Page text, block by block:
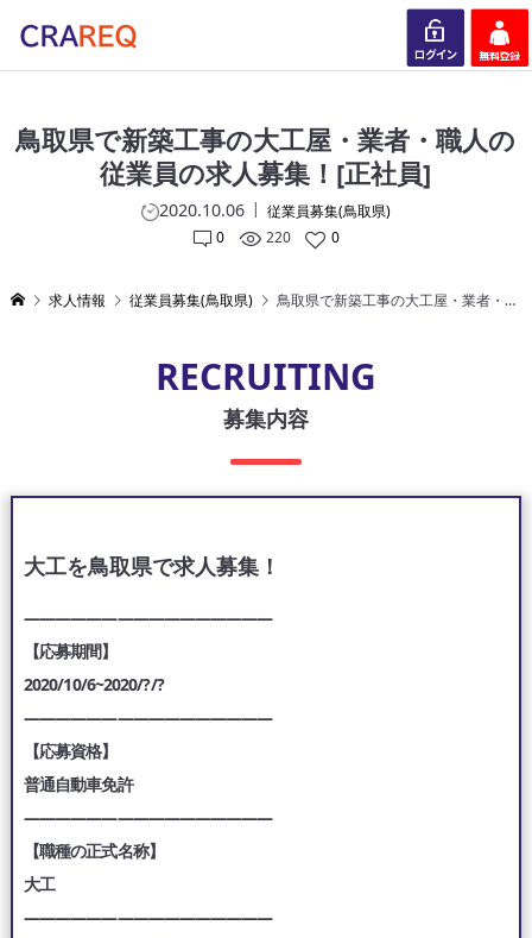
鳥取県で新築工事の大工屋・業者・職人の
従業員の求人募集！[正社員]
2020.10.06
従業員募集(鳥取県)
0
220 0
求人情報 従業員募集(鳥取県) 鳥取県で新築工事の大工屋・業者・職人の従業員の求人募集！[正社員]
RECRUITING
募集内容
大工を鳥取県で求人募集！
————————————————
【応募期間】
2020/10/6~2020/?/?
————————————————
【応募資格】
普通自動車免許
————————————————
【職種の正式名称】
大工
————————————————